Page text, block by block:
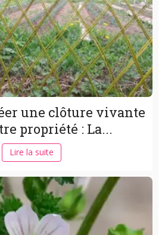
une clôture vivante
propriété : La...
Lire la suite